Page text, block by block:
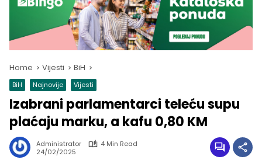
Home Vijesti BiH
BiH Najnovije Vijesti
Izabrani parlamentarci teleću supu
plaćaju marku, a kafu 0,80 KM
Administrator
4 Min Read
24/02/2025